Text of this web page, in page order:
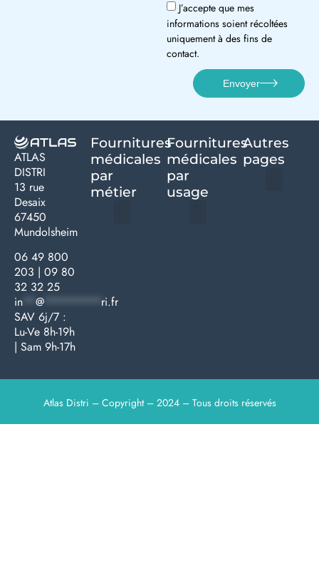
J’accepte que mes
informations soient récoltées
uniquement à des fins de
contact.
Envoyer
ATLAS
DISTRI
13 rue
Desaix
67450
Mundolsheim
06 49 800
203 | 09 80
32 32 25
in
@
ri.fr
SAV 6j/7 :
Lu-Ve 8h-19h
| Sam 9h-17h
Fournitures
médicales
par
métier
Fournitures
médicales
par
usage ​
Autres
pages
Atlas Distri – Copyright – 2024 – Tous droits réservés